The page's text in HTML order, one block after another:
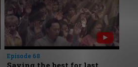
Episode 68
Saving the best for last